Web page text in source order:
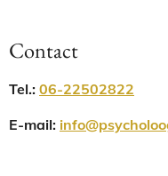
Contact
Tel.: 06-22502822
E-mail: